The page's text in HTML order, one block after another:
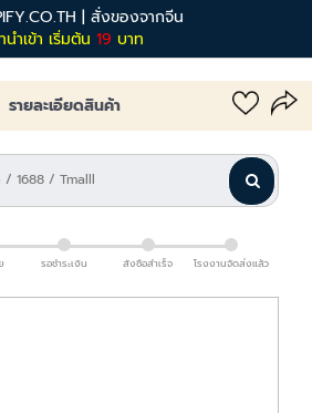
| สั่งของจากจีน
นำเข้า เริ่มต้น 19 บาท
รายละเอียดสินค้า
รอชำระเงิน สั่งซื้อสำเร็จ โรงงานจัดส่งแล้ว